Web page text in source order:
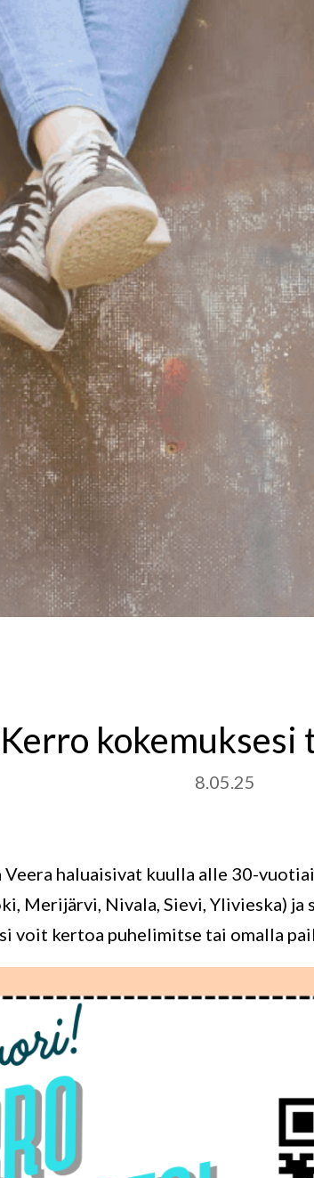
kokemuksesi
8.05.25
Veera haluaisivat kuulla alle 30-
Merijärvi, Nivala, Sievi, Ylivieska)
kertoa puhelimitse tai omalla